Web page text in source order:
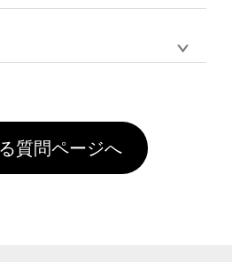
の翌日に付与され、次回ご注文時
けます。ポイントの有効期限は一
会員ランク】過去10カ月のご注
会員ランク割引(最大5%)が適用
グインがされていなければ、ラン
がされません。
トバッグのナチュラル、ホワイト
リントを定着させるための処理剤
り、短納期・低価格で商品をお届
水洗いで落とすことが可能です。
、お客様ご自身にて着用前に落と
ますようお願いいたします。※1
送機能でのご注文に関わらず、前
れのデータも該当デザインのみ画
に変換、またはAdobe
るお値引きで4,000円未満になる
かかりますので、ご注意くださ
質問ページへ